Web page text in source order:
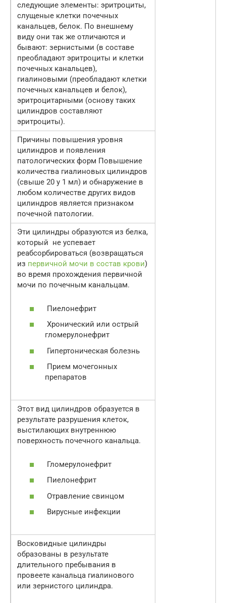
следующие элементы: эритроциты,
слущеные клетки почечных
канальцев, белок. По внешнему
виду они так же отличаются и
бывают: зернистыми (в составе
преобладают эритроциты и клетки
почечных канальцев),
гиалиновыми (преобладают клетки
почечных канальцев и белок),
эритроцитарными (основу таких
цилиндров составляют
эритроциты).
Причины повышения уровня
цилиндров и появления
патологических форм Повышение
количества гиалиновых цилиндров
(свыше 20 у 1 мл) и обнаружение в
любом количестве других видов
цилиндров является признаком
почечной патологии.
Эти цилиндры образуются из белка,
который не успевает
реабсорбироваться (возвращаться
из первичной мочи в состав крови)
во время прохождения первичной
мочи по почечным канальцам.
Пиелонефрит
Хронический или острый
гломерулонефрит
Гипертоническая болезнь
Прием мочегонных
препаратов
Этот вид цилиндров образуется в
результате разрушения клеток,
выстилающих внутреннюю
поверхность почечного канальца.
Гломерулонефрит
Пиелонефрит
Отравление свинцом
Вирусные инфекции
Восковидные цилиндры
образованы в результате
длительного пребывания в
провеете канальца гиалинового
или зернистого цилиндра.